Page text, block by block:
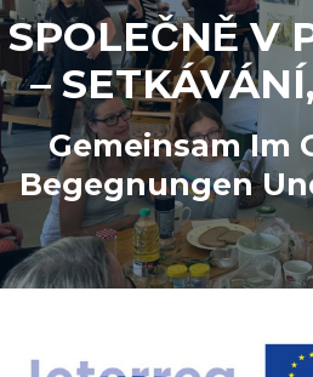
SPOLEČNĚ V
–
Gemeinsam Im
Begegnungen